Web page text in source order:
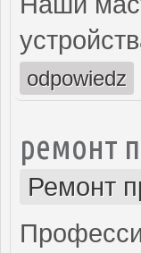
odpowiedz
ремонт
Ремонт